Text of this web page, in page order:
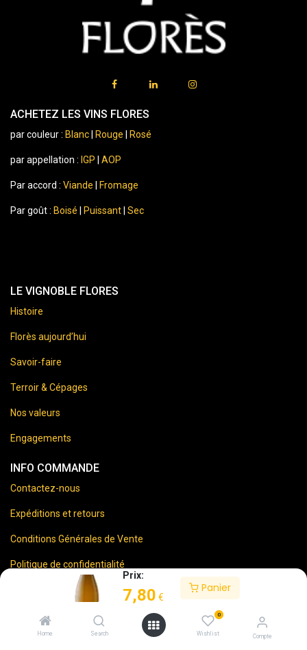
Prix:
7,80 €
Panier
Home Search
0
Wishlist Compte
ACHETEZ LES VINS FLORES
par couleur : Blanc Rouge Rosé
par appellation : IGP AOP
Par accord : Viande Fromage
Par goût : Boisé Puissant Sec
LE VIGNOBLE FLORES
Histoire
Florès aujourd’hui
Savoir-faire
Terroir & Cépages
Nos valeurs
Engagements
INFO COMMANDE
Contactez-nous
Expéditions et retours
Conditions Générales de Vente
Politique de confidentialité
Mentions Légales